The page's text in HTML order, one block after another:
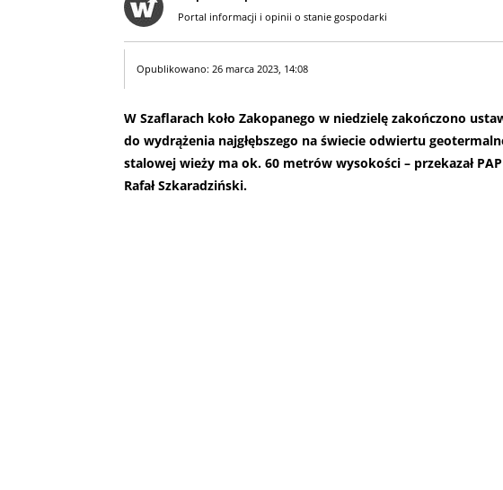
Portal informacji i opinii o stanie gospodarki
Opublikowano: 26 marca 2023, 14:08
W Szaflarach koło Zakopanego w niedzielę zakończono
do wydrążenia najgłębszego na świecie odwiertu
stalowej wieży ma ok. 60 metrów wysokości – przekazał
Rafał Szkaradziński.